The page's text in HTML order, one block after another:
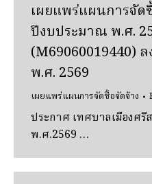
เผยแพร่แผนการจัด
ปีงบประมาณ พ.ศ.
(M69060019440)
พ.ศ. 2569
เผยแพร่แผนการจัดซื้อจัดจ้าง
ประกาศ เทศบาลเมืองศ
พ.ศ.2569 …